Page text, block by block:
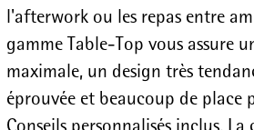
l'afterwork ou les repas entre
gamme Table-Top vous assure
maximale, un design très
éprouvée et beaucoup de place